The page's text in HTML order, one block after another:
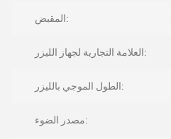
المقبض:
العلامة التجارية لجهاز الليزر:
الطول الموجي بالليزر:
مصدر الضوء: